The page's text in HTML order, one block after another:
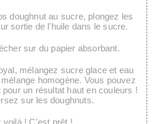
doughnut au sucre, plongez les
sortie de l'huile dans le sucre.
sur du papier absorbant.
mélangez sucre glace et eau
homogène. Vous pouvez
un résultat haut en couleurs !
sur les doughnuts.
voilà ! C'est prêt !